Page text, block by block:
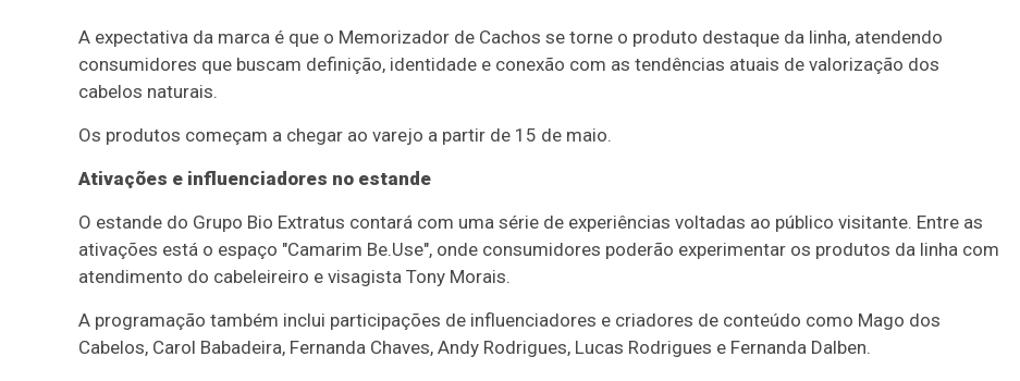
A expectativa da marca é que o Memorizador de Cachos se torne o produto destaque da linha, atendendo
consumidores que buscam definição, identidade e conexão com as tendências atuais de valorização dos
cabelos naturais.
Os produtos começam a chegar ao varejo a partir de 15 de maio.
Ativações e influenciadores no estande
O estande do Grupo Bio Extratus contará com uma série de experiências voltadas ao público visitante. Entre as
ativações está o espaço "Camarim Be.Use", onde consumidores poderão experimentar os produtos da linha com
atendimento do cabeleireiro e visagista Tony Morais.
A programação também inclui participações de influenciadores e criadores de conteúdo como Mago dos
Cabelos, Carol Babadeira, Fernanda Chaves, Andy Rodrigues, Lucas Rodrigues e Fernanda Dalben.